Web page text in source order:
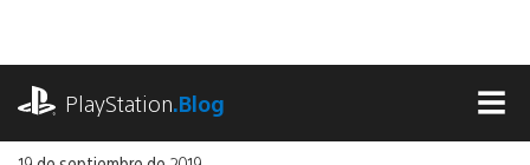
contenido
PlayStation.Blog